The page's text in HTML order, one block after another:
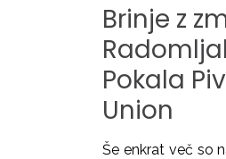
Brinje z
Pokala
Union
Še enkrat več so